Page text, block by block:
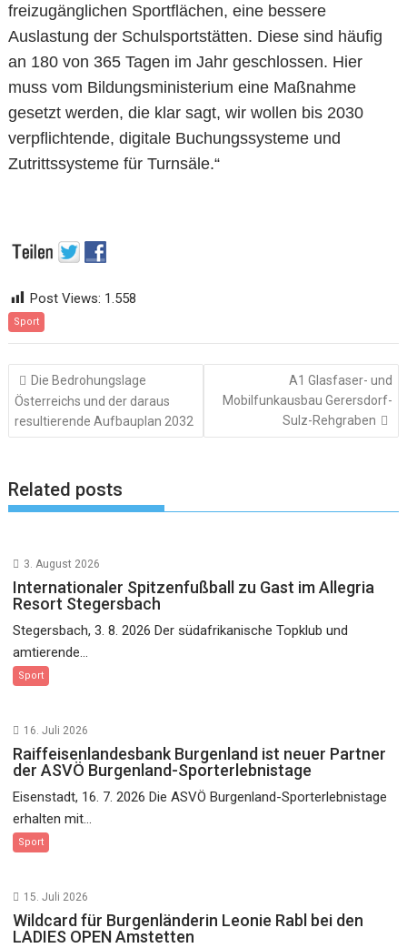
freizugänglichen Sportflächen, eine bessere
Auslastung der Schulsportstätten. Diese sind häufig
an 180 von 365 Tagen im Jahr geschlossen. Hier
muss vom Bildungsministerium eine Maßnahme
gesetzt werden, die klar sagt, wir wollen bis 2030
verpflichtende, digitale Buchungssysteme und
Zutrittssysteme für Turnsäle.“
Post Views: 1.558
Sport
Beitragsnavigation
Die Bedrohungslage
Österreichs und der daraus
resultierende Aufbauplan 2032
A1 Glasfaser- und
Mobilfunkausbau Gerersdorf-
Sulz-Rehgraben
Related posts
3. August 2026
Internationaler Spitzenfußball zu Gast im Allegria
Resort Stegersbach
Stegersbach, 3. 8. 2026 Der südafrikanische Topklub und
amtierende...
Sport
16. Juli 2026
Raiffeisenlandesbank Burgenland ist neuer Partner
der ASVÖ Burgenland-Sporterlebnistage
Eisenstadt, 16. 7. 2026 Die ASVÖ Burgenland-Sporterlebnistage
erhalten mit...
Sport
15. Juli 2026
Wildcard für Burgenländerin Leonie Rabl bei den
LADIES OPEN Amstetten